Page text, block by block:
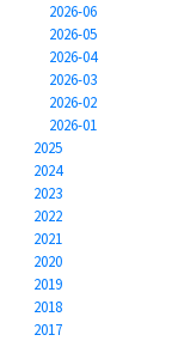
2026-06
2026-05
2026-04
2026-03
2026-02
2026-01
2025
2024
2023
2022
2021
2020
2019
2018
2017